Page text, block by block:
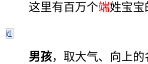
这里有百万个端姓宝宝
姓
男孩，取大气、向上的